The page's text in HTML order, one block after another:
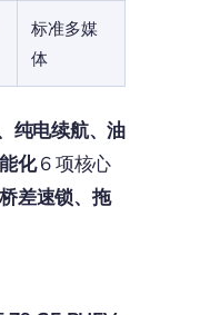
标准多媒
体
纯电续航、油
化6 项核心
差速锁、拖